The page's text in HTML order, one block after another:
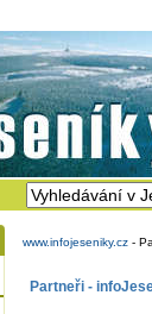
www.infojeseniky.cz -
Partneři -